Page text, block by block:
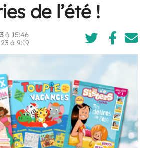
de l’été !
à 15:46
à 9:19